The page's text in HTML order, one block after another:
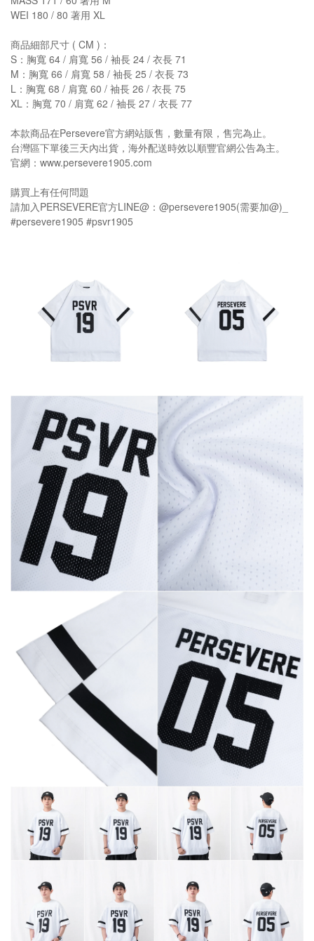
WEI 180 / 80 著用 XL
商品細部尺寸 ( CM )：
S：胸寬 64 / 肩寬 56 / 袖長 24 / 衣長 71
M：胸寬 66 / 肩寬 58 / 袖長 25 / 衣長 73
L：胸寬 68 / 肩寬 60 / 袖長 26 / 衣長 75
XL：胸寬 70 / 肩寬 62 / 袖長 27 / 衣長 77
本款商品在Persevere官方網站販售，數量有限，售完為止。
台灣區下單後三天內出貨，海外配送時效以順豐官網公告為主。
官網：www.persevere1905.com
購買上有任何問題
請加入PERSEVERE官方LINE@：@persevere1905(需要加@)_
#persevere1905 #psvr1905